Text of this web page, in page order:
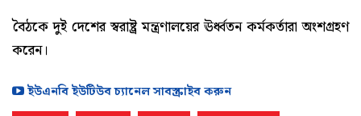
বৈঠকে দুই দেশের স্বরাষ্ট্র মন্ত্রণালয়ের ঊর্ধ্বতন কর্মকর্তারা অংশগ্রহণ
করেন।
ইউএনবি ইউটিউব চ্যানেল সাবস্ক্রাইব করুন